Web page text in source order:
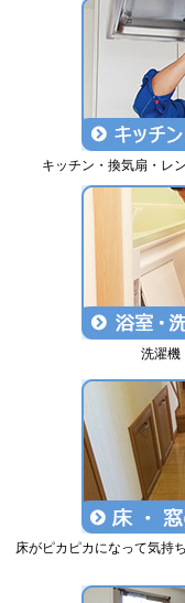
キッチン・換気扇・レ
洗濯機
床がピカピカになって気持